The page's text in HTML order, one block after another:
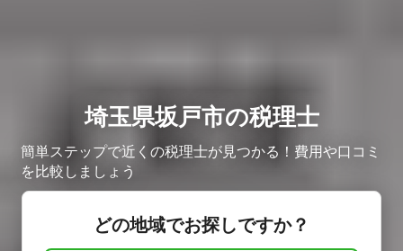
埼玉県坂戸市の税理士
簡単ステップで近くの税理士が見つかる！費用や口コミ
を比較しましょう
どの地域でお探しですか？